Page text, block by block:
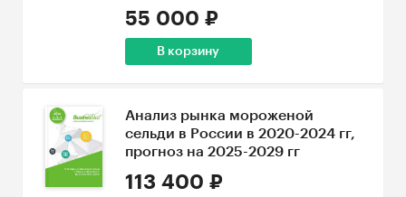
55 000 ₽
В корзину
Анализ рынка мороженой
сельди в России в 2020-2024 гг,
прогноз на 2025-2029 гг
113 400 ₽